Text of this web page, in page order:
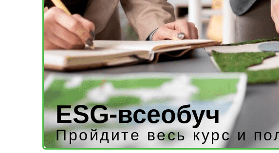
ESG-всеобуч
Пройдите весь курс и